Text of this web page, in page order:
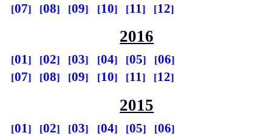
07
08 09 10 11 12
2016
01 02 03 04 05
06
07
08 09 10 11 12
2015
01 02 03 04 05
06